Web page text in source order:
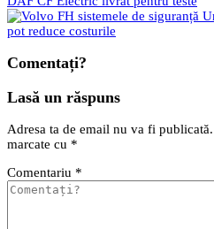
pot reduce costurile
Comentați?
Lasă un răspuns
Adresa ta de email nu va fi publicată.
marcate cu *
Comentariu *